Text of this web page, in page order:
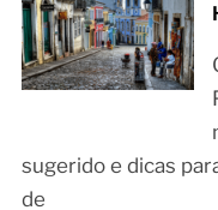
sugerido e dicas
de